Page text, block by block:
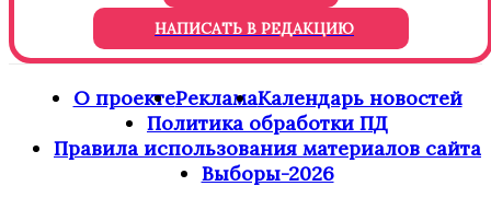
НАПИСАТЬ В РЕДАКЦИЮ
О проектеРекламаКалендарь новостей
Политика обработки ПД
Правила использования материалов сайта
Выборы-2026